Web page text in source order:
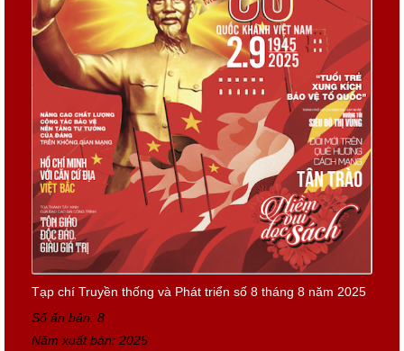
Tạp chí Truyền thống và Phát triển số 8 tháng 8 năm 2025
Số ấn bản: 8
Năm xuất bản: 2025